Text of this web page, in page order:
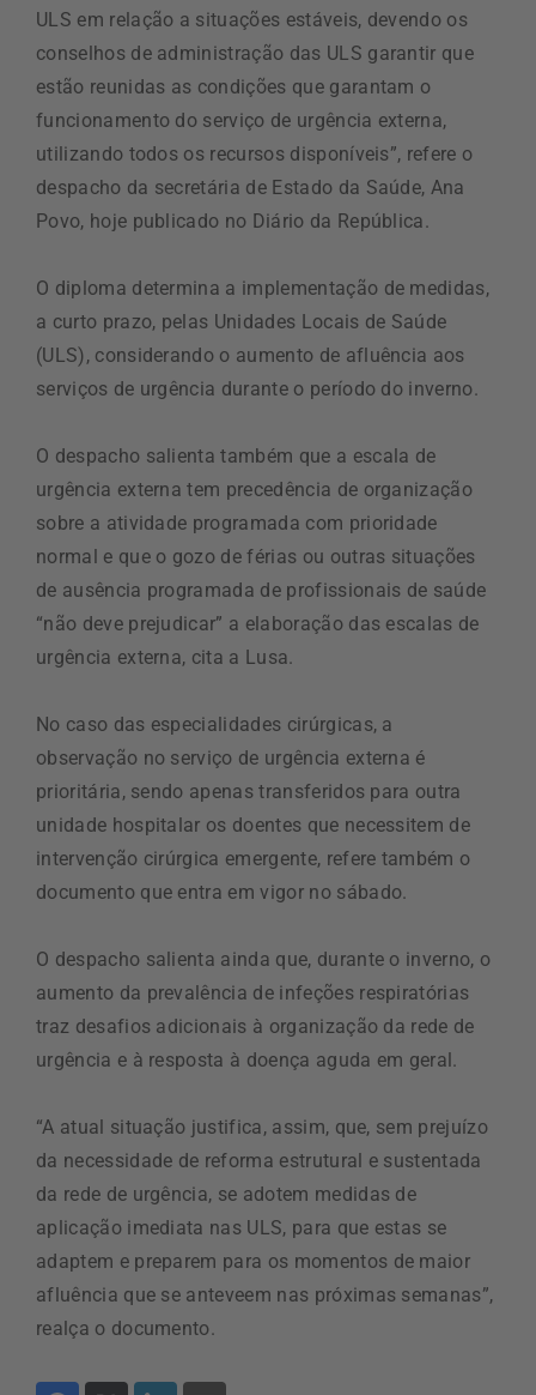
ULS em relação a situações estáveis, devendo os
conselhos de administração das ULS garantir que
estão reunidas as condições que garantam o
funcionamento do serviço de urgência externa,
utilizando todos os recursos disponíveis”, refere o
despacho da secretária de Estado da Saúde, Ana
Povo, hoje publicado no Diário da República.
O diploma determina a implementação de medidas,
a curto prazo, pelas Unidades Locais de Saúde
(ULS), considerando o aumento de afluência aos
serviços de urgência durante o período do inverno.
O despacho salienta também que a escala de
urgência externa tem precedência de organização
sobre a atividade programada com prioridade
normal e que o gozo de férias ou outras situações
de ausência programada de profissionais de saúde
“não deve prejudicar” a elaboração das escalas de
urgência externa, cita a Lusa.
No caso das especialidades cirúrgicas, a
observação no serviço de urgência externa é
prioritária, sendo apenas transferidos para outra
unidade hospitalar os doentes que necessitem de
intervenção cirúrgica emergente, refere também o
documento que entra em vigor no sábado.
O despacho salienta ainda que, durante o inverno, o
aumento da prevalência de infeções respiratórias
traz desafios adicionais à organização da rede de
urgência e à resposta à doença aguda em geral.
“A atual situação justifica, assim, que, sem prejuízo
da necessidade de reforma estrutural e sustentada
da rede de urgência, se adotem medidas de
aplicação imediata nas ULS, para que estas se
adaptem e preparem para os momentos de maior
afluência que se anteveem nas próximas semanas”,
realça o documento.